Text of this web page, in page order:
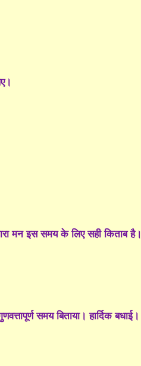
मन इस समय के लिए सही किताब है।
समय बिताया। हार्दिक बधाई।